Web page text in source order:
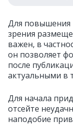
Для повышения
зрения
важен, в
он позволяет
после
актуальными в
Для начала
отсейте
наподобие